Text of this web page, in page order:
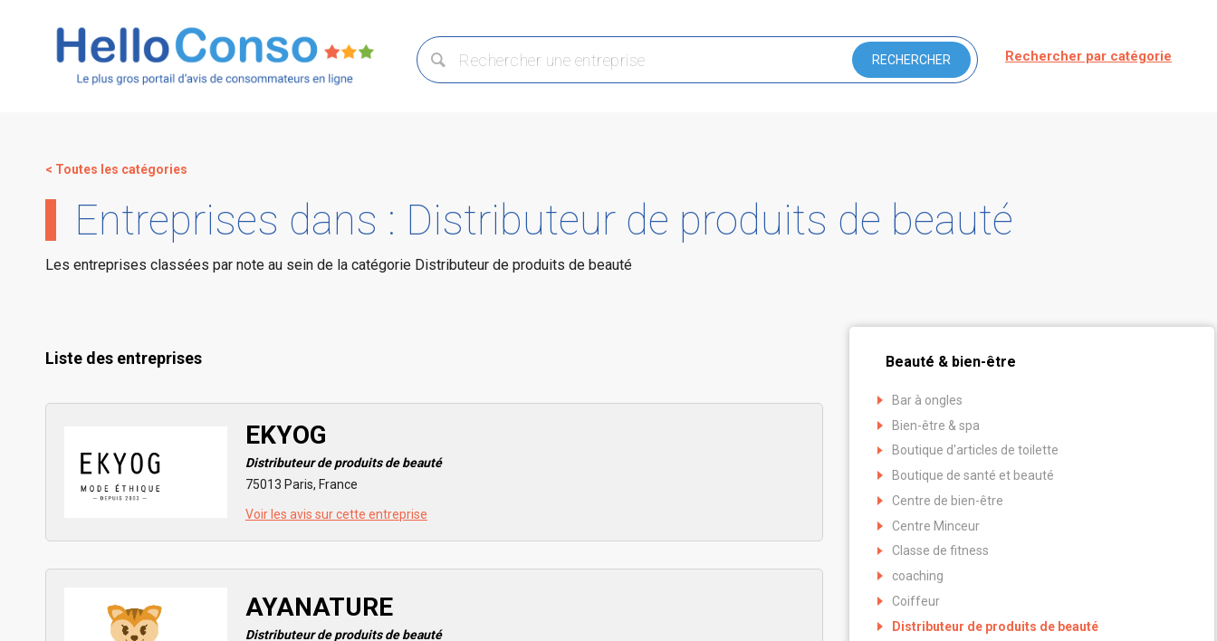
Rechercher par catégorie
< Toutes les catégories
Entreprises dans : Distributeur de produits de beauté
Les entreprises classées par note au sein de la catégorie Distributeur de produits de beauté
Liste des entreprises
EKYOG
Distributeur de produits de beauté
75013 Paris, France
Voir les avis sur cette entreprise
AYANATURE
Distributeur de produits de beauté
Beauté & bien-être
Bar à ongles
Bien-être & spa
Boutique d'articles de toilette
Boutique de santé et beauté
Centre de bien-être
Centre Minceur
Classe de fitness
coaching
Coiffeur
Distributeur de produits de beauté